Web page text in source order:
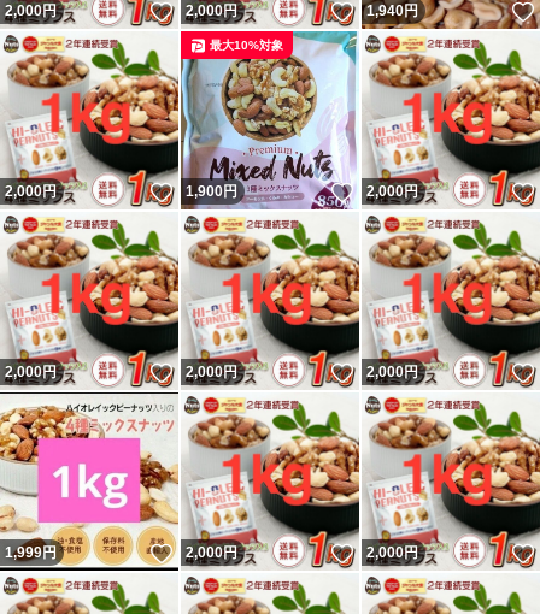
2,000円 いいね！
2,000円 いいね！
1,940円
2,000円 いいね！
1,900円 いいね！
最大10%対象
2,000円
2,000円 いいね！
2,000円 いいね！
2,000円
1,999円 いいね！
2,000円 いいね！
2,000円